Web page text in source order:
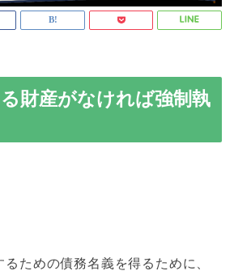
財産がなければ強制執
ための債務名義を得るために、